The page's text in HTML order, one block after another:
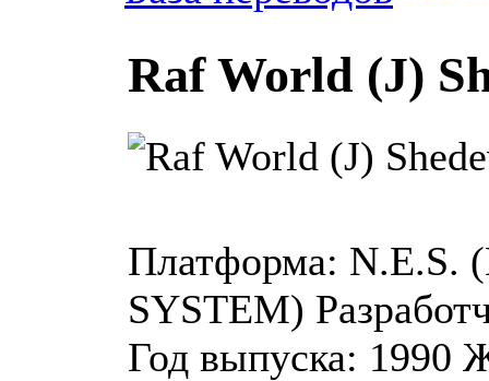
Raf World (J)
Платформа: N.E.S.
SYSTEM)
Год выпуска: 1990